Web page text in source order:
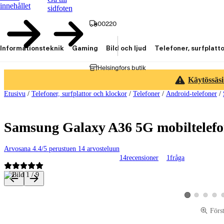
innehållet
sidfoten
00220
Helsingfors butik
Informationsteknik Gaming Bild och ljud Telefoner,
Etusivu / Telefoner, surfplattor och klockor / Telefoner / Android-telefoner /
Samsung Galaxy A36 5G
Arvosana 4.4/5 perustuen 14 arvosteluun
14recensioner 1fråga
Produktbilder och videor
Visa produktbild
Visa produktbild
Visa Visa